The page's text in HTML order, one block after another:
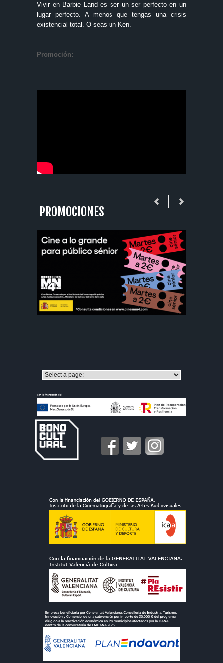
Vivir en Barbie Land es ser un ser perfecto en un
lugar perfecto. A menos que tengas una crisis
existencial total. O seas un Ken.
Promoción:
PROMOCIONES